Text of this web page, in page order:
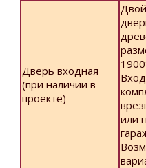
Дверь входная
(при наличии в
проекте)
или